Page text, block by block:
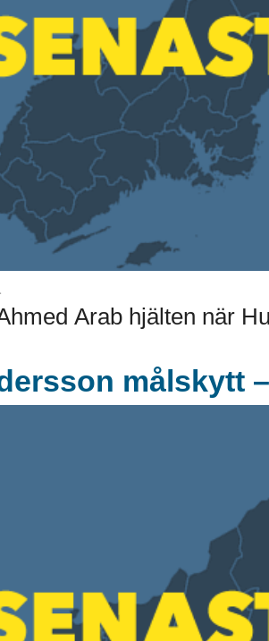
Arab hjälten när
målskytt